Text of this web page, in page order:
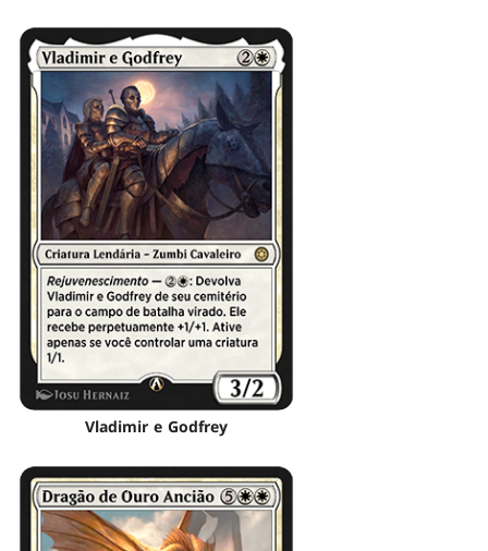
Vladimir e Godfrey